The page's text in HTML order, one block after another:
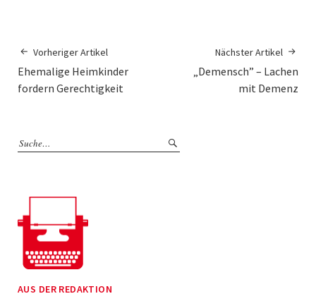
Vorheriger Artikel
Ehemalige Heimkinder
fordern Gerechtigkeit
Nächster Artikel
„Demensch” – Lachen
mit Demenz
AUS DER REDAKTION